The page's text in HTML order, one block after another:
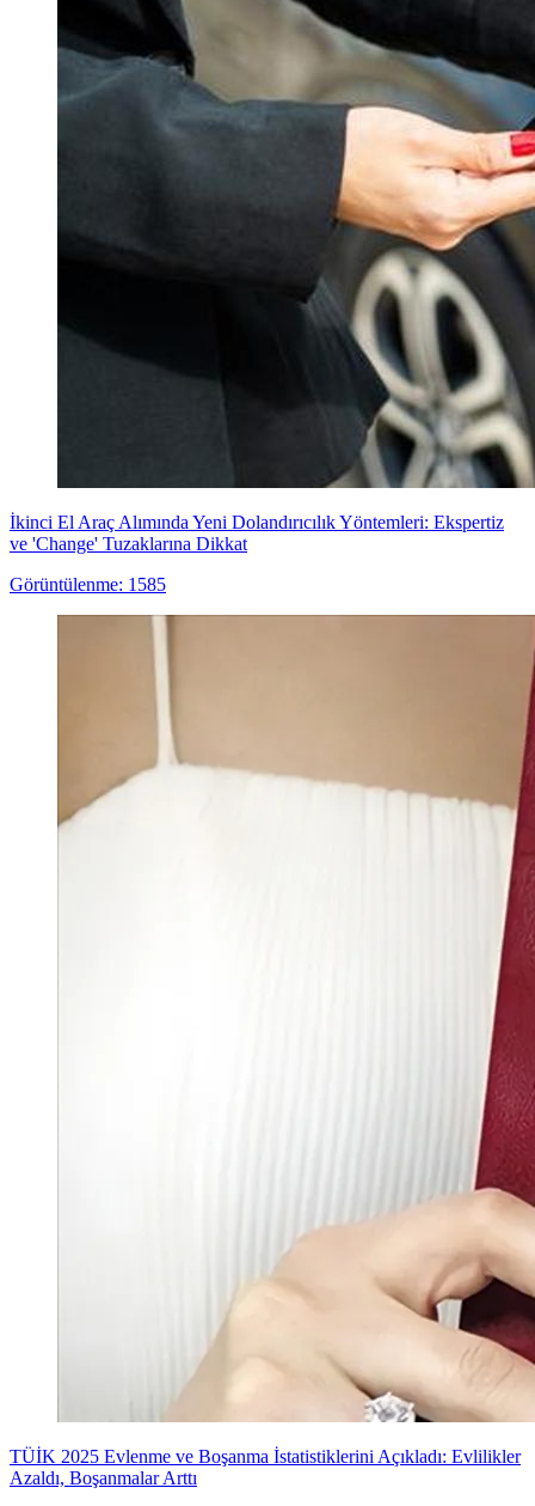
İkinci El Araç Alımında Yeni Dolandırıcılık Yöntemleri: Ekspertiz
ve 'Change' Tuzaklarına Dikkat
Görüntülenme: 1585
TÜİK 2025 Evlenme ve Boşanma İstatistiklerini Açıkladı: Evlilikler
Azaldı, Boşanmalar Arttı